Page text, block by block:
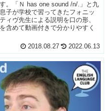
。「Ｎ has one sound /n/.」と九
子が学校で習ってきたフォニッ
ィヴ先生による説明を口の形、
含めて動画付きで分かりやすく
2018.08.27 2022.06.13